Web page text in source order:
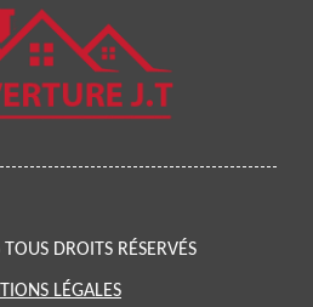
DROITS RÉSERVÉS
LÉGALES